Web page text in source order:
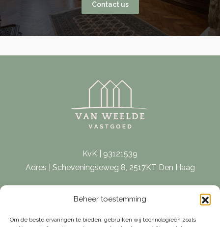
Beheer toestemming
Om de beste ervaringen te bieden, gebruiken wij technologieën zoals
Contact us
KvK | 93121539
Adres | Scheveningseweg 8, 2517KT Den Haag
E-mail |[email protected]